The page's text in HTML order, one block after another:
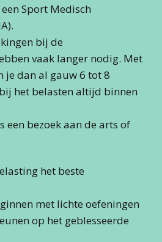
Sport Medisch
bij de
vaak langer nodig. Met
je dan al gauw 6 tot 8
het belasten altijd binnen
een bezoek aan de arts of
het beste
met lichte oefeningen
op het geblesseerde